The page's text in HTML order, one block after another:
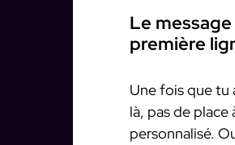
Le
première
Une fois que tu
là, pas de
personnalisé.